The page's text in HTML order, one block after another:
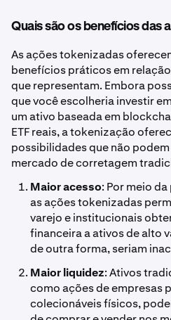
Quais são os benefícios das
As ações tokenizadas
benefícios práticos em
que representam. Embora
que você escolheria investir
um ativo baseada em
ETF reais, a tokenização
possibilidades que não
mercado de corretagem
Maior acesso: Por meio
as ações tokenizadas
varejo e institucionais
financeira a ativos de alto
de outra forma, seriam
Maior liquidez: Ativos
como ações de empresas
colecionáveis físicos,